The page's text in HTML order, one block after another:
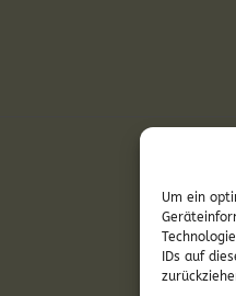
Um ein
IDs auf